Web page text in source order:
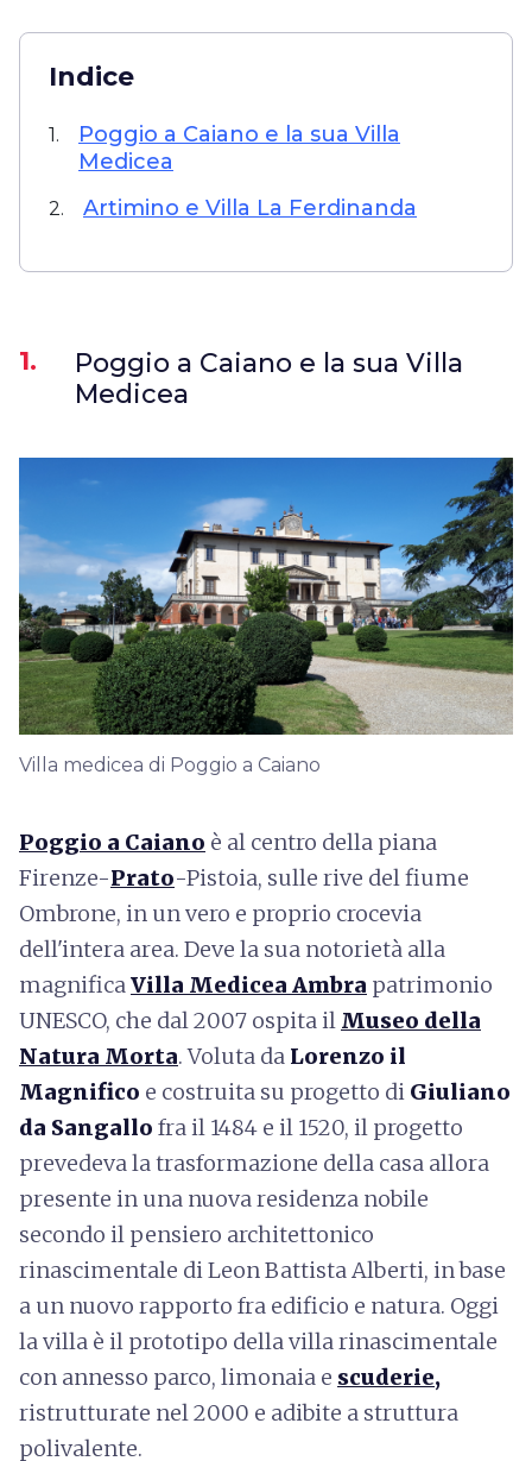
Indice
1.
Poggio a Caiano e la sua Villa
Medicea
2. Artimino e Villa La Ferdinanda
1.
Poggio a Caiano e la sua Villa
Medicea
Villa medicea di Poggio a Caiano
Poggio a Caiano è al centro della piana
Firenze-Prato-Pistoia, sulle rive del fiume
Ombrone, in un vero e proprio crocevia
dell'intera area. Deve la sua notorietà alla
magnificaVilla Medicea Ambra patrimonio
UNESCO, che dal 2007 ospita il Museo della
Natura Morta. Voluta da Lorenzo il
Magnifico e costruita su progetto di Giuliano
da Sangallo fra il 1484 e il 1520, il progetto
prevedeva la trasformazione della casa allora
presente in una nuova residenza nobile
secondo il pensiero architettonico
rinascimentale di Leon Battista Alberti, in base
a un nuovo rapporto fra edificio e natura. Oggi
la villa è il prototipo della villa rinascimentale
con annesso parco, limonaia e scuderie,
ristrutturate nel 2000 e adibite a struttura
polivalente.